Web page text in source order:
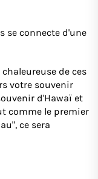
se connecte d'une
de ces
votre souvenir
d'Hawaï et
comme le premier
ce sera